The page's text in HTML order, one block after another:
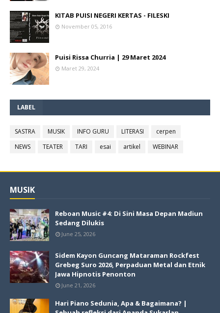
KITAB PUISI NEGERI KERTAS - FILESKI
November 05, 2016
Puisi Rissa Churria | 29 Maret 2024
Maret 29, 2024
LABEL
SASTRA MUSIK INFO GURU LITERASI
cerpen
NEWS
TEATER TARI esai artikel WEBINAR
MUSIK
Reboan Music #4: Di Sini Masa Depan Madiun
Sedang Dilukis
June 25, 2026
Sidem Kayon Guncang Mataraman Rockfest
Grebeg Suro 2026, Perpaduan Metal dan Etnik
Jawa Hipnotis Penonton
June 21, 2026
Hari Piano Sedunia, Apa & Bagaimana? |